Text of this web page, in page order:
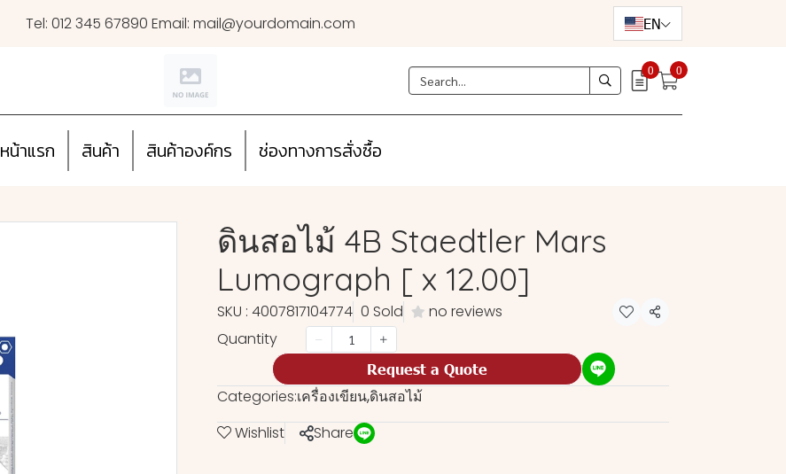
Tel: 012 345 67890 Email: mail@yourdomain.com EN
0 0
หน้าแรก สินค้า สินค้าองค์กร ช่องทางการสั่งซื้อ
ดินสอไม้ 4B Staedtler Mars
Lumograph [ x 12.00]
SKU : 4007817104774 0 Sold no reviews Share
Quantity
Request a Quote
Categories:เครื่องเขียน,ดินสอไม้
Wishlist
Share